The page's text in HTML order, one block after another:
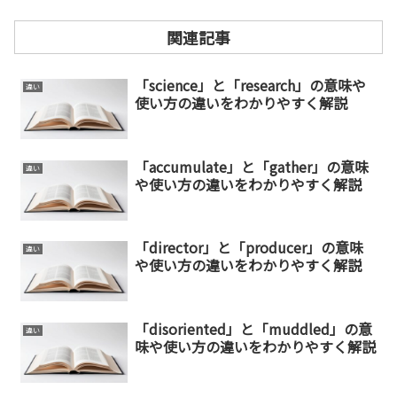
関連記事
違い
「science」と「research」の意味や
使い方の違いをわかりやすく解説
違い
「accumulate」と「gather」の意味
や使い方の違いをわかりやすく解説
違い
「director」と「producer」の意味
や使い方の違いをわかりやすく解説
違い
「disoriented」と「muddled」の意
味や使い方の違いをわかりやすく解説